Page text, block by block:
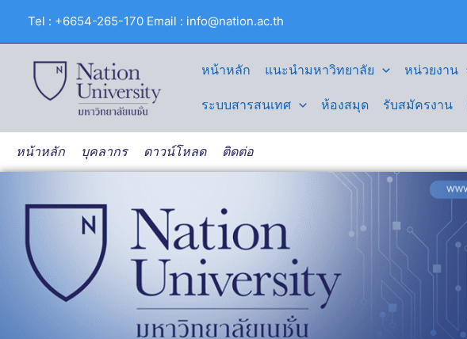
Tel : +6654-265-170 Email : info@nation.ac.th
หน้าหลัก แนะนำมหาวิทยาลัย หน่วยงาน
ระบบสารสนเทศ ห้องสมุด รับสมัครงาน
หน้าหลัก บุคลากร ดาวน์โหลด ติดต่อ